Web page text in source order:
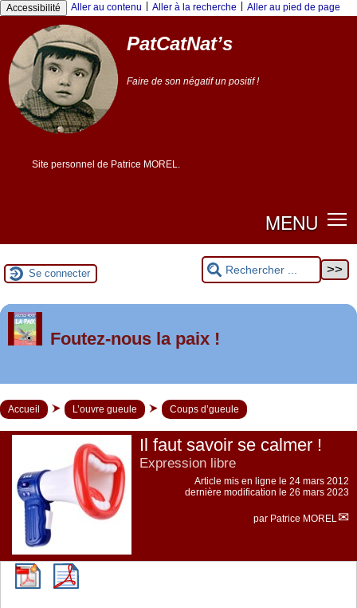
Panneau de gestion des cookies
Accessibilité Aller au contenu Aller à la recherche Aller au pied de page
PatCatNat’s
Faire de son négatif un positif !
Site personnel de Patrice MOREL.
MENU
Se connecter
1ermai 2026 à Saint-Nazaire
Foutez-nous la paix !
Accueil L’ouvre gueule Coups d’gueule
Il faut savoir se calmer !
Expression libre
Article mis en ligne le 24 mars 2012
dernière modification le 26 mars 2023
par Patrice MOREL